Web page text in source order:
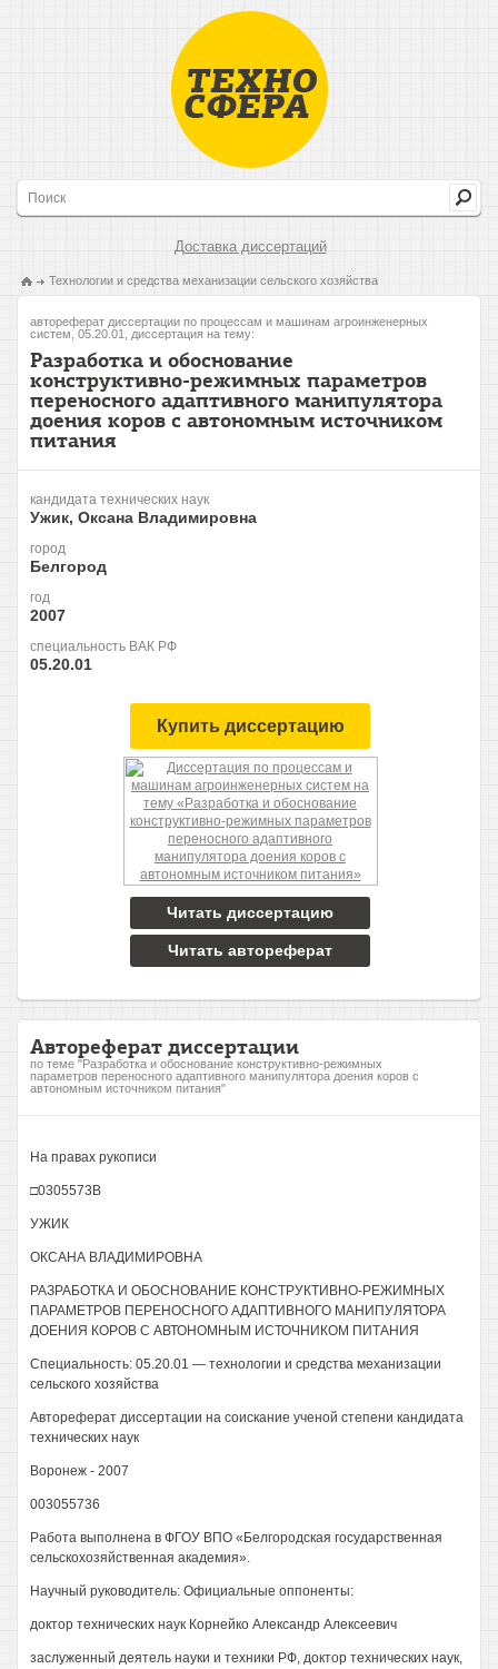
Доставка диссертаций
Технологии и средства механизации сельского хозяйства
автореферат диссертации по процессам и машинам агроинженерных
систем, 05.20.01, диссертация на тему:
Разработка и обоснование
конструктивно-режимных параметров
переносного адаптивного манипулятора
доения коров с автономным источником
питания
кандидата технических наук
Ужик, Оксана Владимировна
город
Белгород
год
2007
специальность ВАК РФ
05.20.01
Купить диссертацию
Читать диссертацию
Читать автореферат
Автореферат диссертации
по теме "Разработка и обоснование конструктивно-режимных
параметров переносного адаптивного манипулятора доения коров с
автономным источником питания"
На правах рукописи
□0305573В
УЖИК
ОКСАНА ВЛАДИМИРОВНА
РАЗРАБОТКА И ОБОСНОВАНИЕ КОНСТРУКТИВНО-РЕЖИМНЫХ
ПАРАМЕТРОВ ПЕРЕНОСНОГО АДАПТИВНОГО МАНИПУЛЯТОРА
ДОЕНИЯ КОРОВ С АВТОНОМНЫМ ИСТОЧНИКОМ ПИТАНИЯ
Специальность: 05.20.01 — технологии и средства механизации
сельского хозяйства
Автореферат диссертации на соискание ученой степени кандидата
технических наук
Воронеж - 2007
003055736
Работа выполнена в ФГОУ ВПО «Белгородская государственная
сельскохозяйственная академия».
Научный руководитель: Официальные оппоненты:
доктор технических наук Корнейко Александр Алексеевич
заслуженный деятель науки и техники РФ, доктор технических наук,